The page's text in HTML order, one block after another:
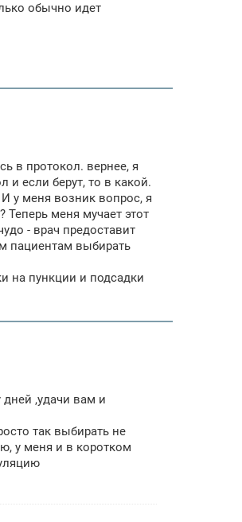
обычно идет
в протокол. вернее, я
и если берут, то в какой.
у меня возник вопрос, я
меня мучает этот
- врач предоставит
пациентам выбирать
на пункции и подсадки
,удачи вам и
так выбирать не
у меня и в коротком